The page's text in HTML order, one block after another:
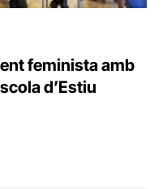
feminista amb
d’Estiu